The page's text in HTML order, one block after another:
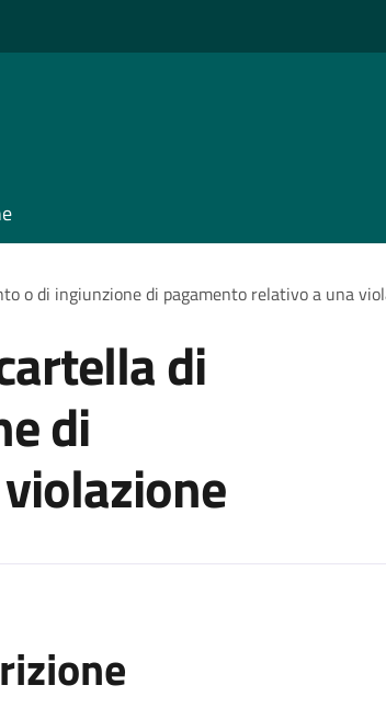
o di ingiunzione di pagamento relativo a una
di
di